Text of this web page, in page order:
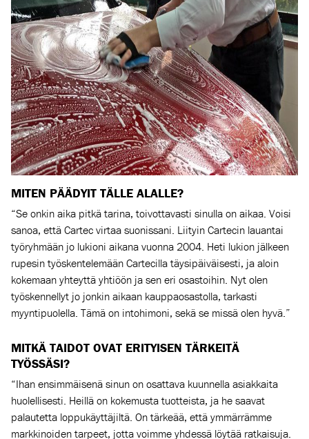
MITEN PÄÄDYIT TÄLLE ALALLE?
“Se onkin aika pitkä tarina, toivottavasti sinulla on aikaa. Voisi
sanoa, että Cartec virtaa suonissani. Liityin Cartecin lauantai
työryhmään jo lukioni aikana vuonna 2004. Heti lukion jälkeen
rupesin työskentelemään Cartecilla täysipäiväisesti, ja aloin
kokemaan yhteyttä yhtiöön ja sen eri osastoihin. Nyt olen
työskennellyt jo jonkin aikaan kauppaosastolla, tarkasti
myyntipuolella. Tämä on intohimoni, sekä se missä olen hyvä.”
MITKÄ TAIDOT OVAT ERITYISEN TÄRKEITÄ
TYÖSSÄSI?
“Ihan ensimmäisenä sinun on osattava kuunnella asiakkaita
huolellisesti. Heillä on kokemusta tuotteista, ja he saavat
palautetta loppukäyttäjiltä. On tärkeää, että ymmärrämme
markkinoiden tarpeet, jotta voimme yhdessä löytää ratkaisuja.